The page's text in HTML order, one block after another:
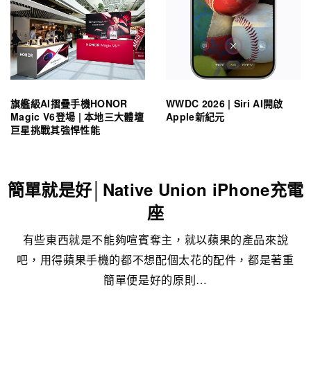
旗艦級AI摺疊手機HONOR
Magic V6登場 | 本地三大體壇
巨星挑戰其強悍性能
WWDC 2026 | Siri AI開啟
Apple新紀元
簡單就是好│Native Union iPhone充電
座
有些東西就是不能夠喧賓奪主，就以蘋果的產品來說
吧，用得蘋果手機的都不想配個太花的配件，都是著重
簡單便是好的原則…